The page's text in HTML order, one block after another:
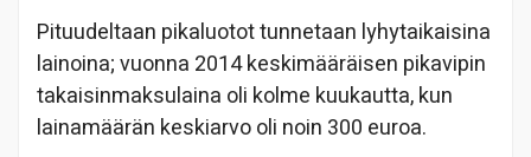
Pituudeltaan pikaluotot tunnetaan lyhytaikaisina
lainoina; vuonna 2014 keskimääräisen pikavipin
takaisinmaksulaina oli kolme kuukautta, kun
lainamäärän keskiarvo oli noin 300 euroa.